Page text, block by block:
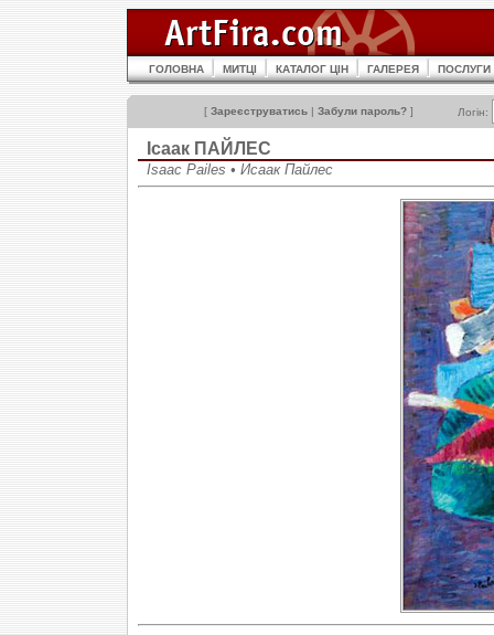
ГОЛОВНА МИТЦІ КАТАЛОГ ЦІН ГАЛЕРЕЯ ПОСЛУГИ
[ Зареєструватись | Забули пароль? ] Логін:
Ісаак ПAЙЛЕС
Isaac Pailes • Исаак Пайлес